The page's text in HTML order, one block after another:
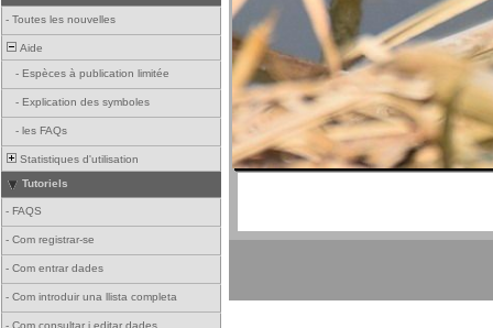
- Toutes les nouvelles
Aide
- Espèces à publication limitée
- Explication des symboles
- les FAQs
Statistiques d'utilisation
Tutoriels
- FAQS
- Com registrar-se
- Com entrar dades
- Com introduir una llista completa
- Com consultar i editar dades